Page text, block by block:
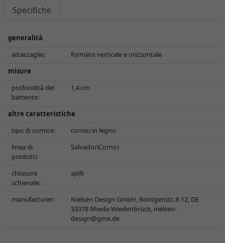
Specifiche
generalità
attaccaglie:
formato verticale e orizzontale
misure
profondità del
battente:
1,4 cm
altre caratteristiche
tipo di cornice:
cornici in legno
linea di
prodotti:
SalvadoriCornici
chiusura
schienale:
spilli
manufacturer:
Nielsen Design GmbH, Röntgenstr. 8-12, DE
33378 Rheda-Wiedenbrück, nielsen-
design@gmx.de